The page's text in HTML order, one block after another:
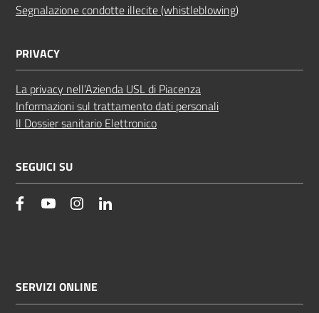
Segnalazione condotte illecite (whistleblowing)
PRIVACY
La privacy nell’Azienda USL di Piacenza
Informazioni sul trattamento dati personali
Il Dossier sanitario Elettronico
SEGUICI SU
facebookYouTube Instagram
SERVIZI ONLINE